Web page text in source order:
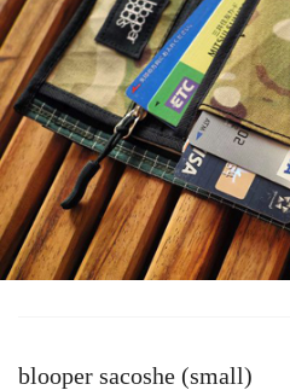
blooper sacoshe (small)